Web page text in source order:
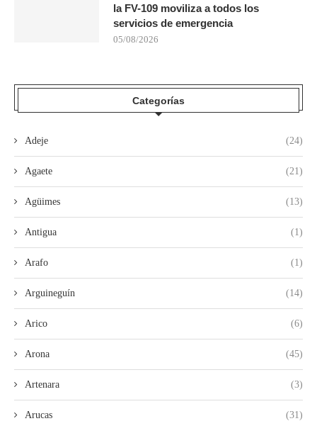
la FV-109 moviliza a todos los
servicios de emergencia
05/08/2026
Categorías
Adeje (24)
Agaete (21)
Agüimes (13)
Antigua (1)
Arafo (1)
Arguineguín (14)
Arico (6)
Arona (45)
Artenara (3)
Arucas (31)